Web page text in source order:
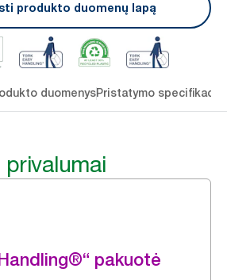
produkto duomenų lapą
duomenysPristatymo
privalumai
pakuotė